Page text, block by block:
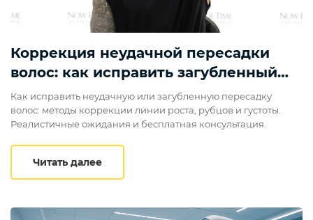
Коррекция неудачной пересадки
волос: как исправить загубленный
результат
Как исправить неудачную или загубленную пересадку
волос: методы коррекции линии роста, рубцов и густоты.
Реалистичные ожидания и бесплатная консультация.
Читать далееКоррекция неудачной пересадки